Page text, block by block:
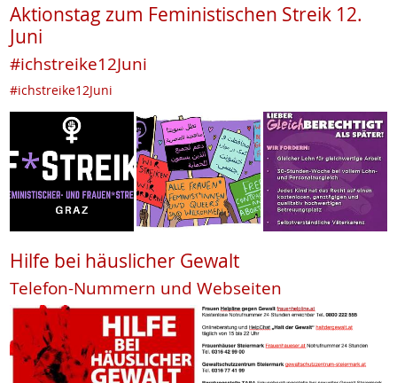
Aktionstag zum Feministischen Streik 12.
Juni
#ichstreike12Juni
#ichstreike12Juni
Hilfe bei häuslicher Gewalt
Telefon-Nummern und Webseiten